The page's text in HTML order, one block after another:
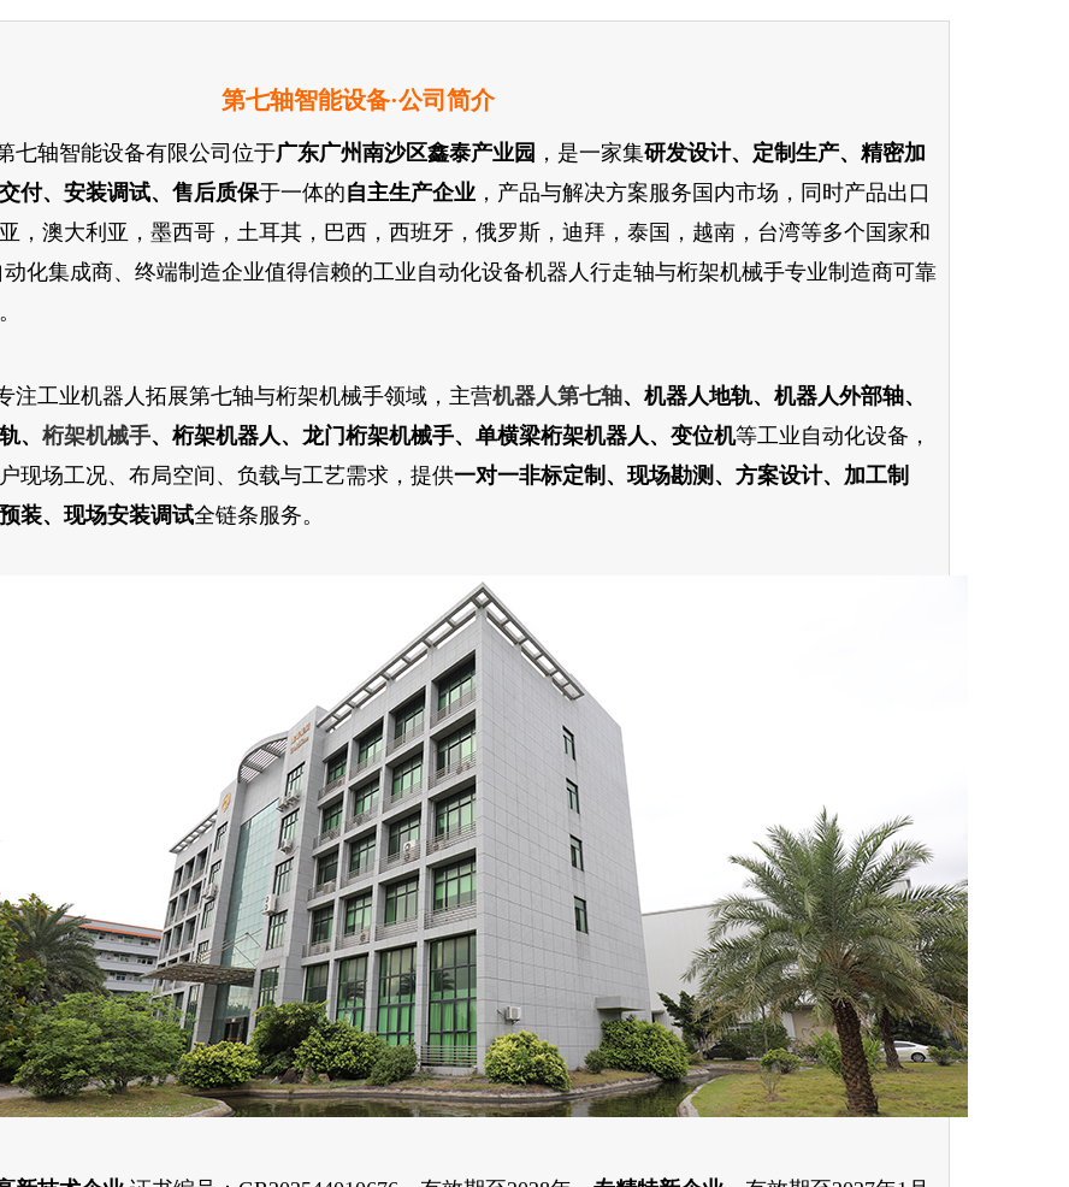
七轴智能设备·公司简介
七轴智能设备有限公司位于广东广州南沙区鑫泰产业园 ，是一家集研发设计、定制生产、精密加
付、安装调试、售后质保于一体的自主生产企业 ，产品与解决方案服务国内市场，同时产品出口
，澳大利亚，墨西哥，土耳其，巴西，西班牙，俄罗斯，迪拜，泰国，越南，台湾等多个国家和
动化集成商、终端制造企业值得信赖的工业自动化设备机器人行走轴与桁架机械手专业制造商可靠
注工业机器人拓展第七轴与桁架机械手领域，主营机器人第七轴、机器人地轨、机器人外部轴、
、 桁架机械手、桁架机器人、龙门桁架机械手、单横梁桁架机器人、变位机等工业自动化设备，
现场工况、布局空间、负载与工艺需求，提供一对一非标定制、现场勘测、方案设计、加工制
装、现场安装调试全链条服务。